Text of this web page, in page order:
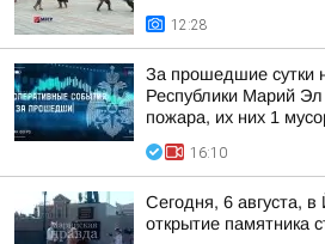
12:28
За прошедшие сутки
Республики Марий Эл
пожара, их них 1
16:10
Сегодня, 6 августа,
открытие памятника